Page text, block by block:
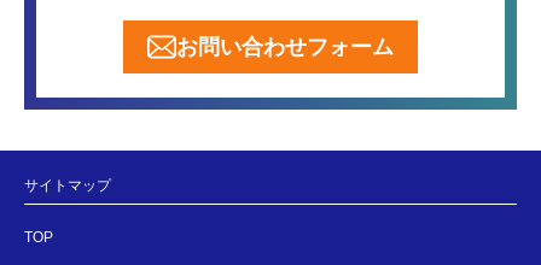
お問い合わせフォーム
サイトマップ
TOP